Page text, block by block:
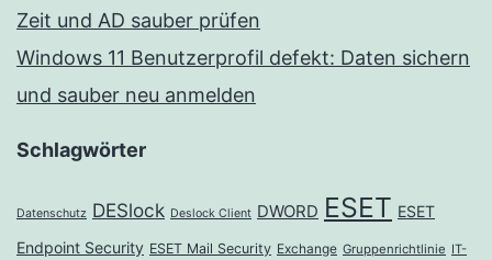
Zeit und AD sauber prüfen
Windows 11 Benutzerprofil defekt: Daten sichern
und sauber neu anmelden
Schlagwörter
Datenschutz DESlock Deslock Client DWORD ESET ESET
Endpoint Security ESET Mail Security Exchange Gruppenrichtlinie IT-